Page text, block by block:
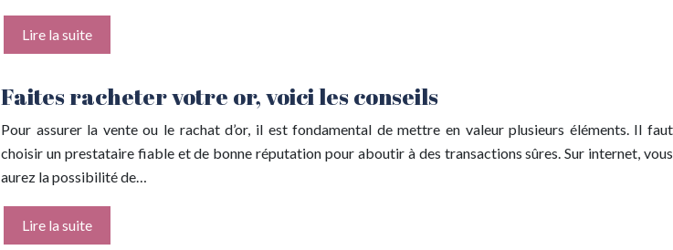
Lire la suite
Faites racheter votre or, voici les conseils
Pour assurer la vente ou le rachat d’or, il est fondamental de mettre en valeur plusieurs éléments. Il faut
choisir un prestataire fiable et de bonne réputation pour aboutir à des transactions sûres. Sur internet, vous
aurez la possibilité de…
Lire la suite